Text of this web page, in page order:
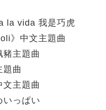
la vida 我是巧虎
》中文主題曲
豬主題曲
題曲
文主題曲
いっぱい